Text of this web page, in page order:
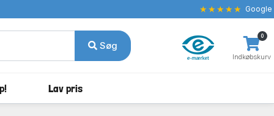
★★★★★ Google
Søg
Indkøbskurv
0
Lav pris